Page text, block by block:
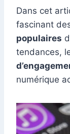
Dans cet
fascinant
populaires
tendances,
numérique